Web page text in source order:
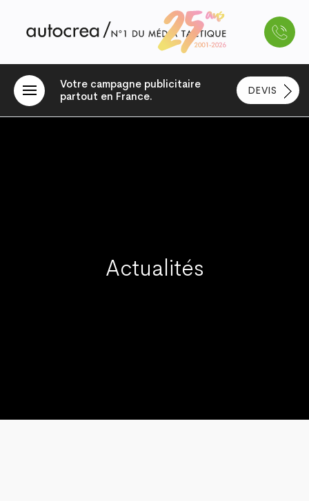
Votre campagne publicitaire
partout en France.
DEVIS
Actualités